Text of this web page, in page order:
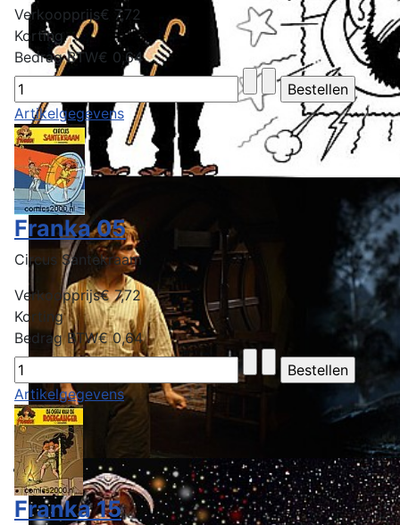
Verkoopprijs€ 7,72
Korting
Bedrag BTW€ 0,64
Artikelgegevens
Franka 05
Circus Santekraam
Verkoopprijs€ 7,72
Korting
Bedrag BTW€ 0,64
Artikelgegevens
Franka 15